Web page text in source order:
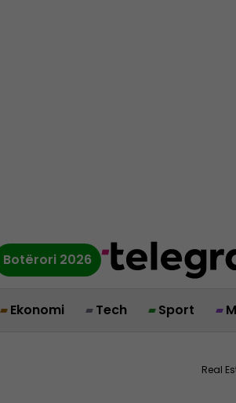
Botërori 2026
Ekonomi Tech Sport
Real